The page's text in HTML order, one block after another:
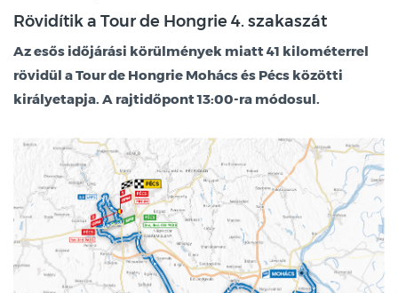
Rövidítik a Tour de Hongrie 4. szakaszát
Az esős időjárási körülmények miatt 41 kilométerrel
rövidül a Tour de Hongrie Mohács és Pécs közötti
királyetapja. A rajtidőpont 13:00-ra módosul.